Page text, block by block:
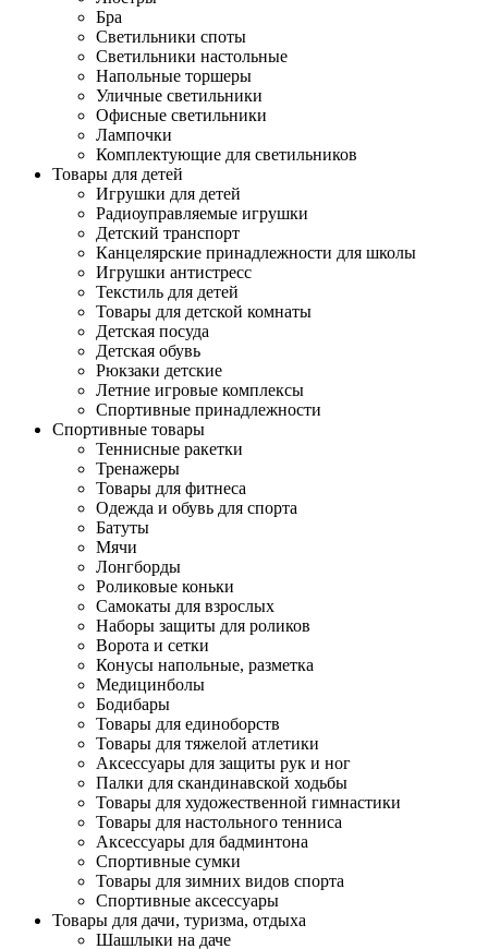
Бра
Светильники споты
Светильники настольные
Напольные торшеры
Уличные светильники
Офисные светильники
Лампочки
Комплектующие для светильников
Товары для детей
Игрушки для детей
Радиоуправляемые игрушки
Детский транспорт
Канцелярские принадлежности для школы
Игрушки антистресс
Текстиль для детей
Товары для детской комнаты
Детская посуда
Детская обувь
Рюкзаки детские
Летние игровые комплексы
Спортивные принадлежности
Спортивные товары
Теннисные ракетки
Тренажеры
Товары для фитнеса
Одежда и обувь для спорта
Батуты
Мячи
Лонгборды
Роликовые коньки
Самокаты для взрослых
Наборы защиты для роликов
Ворота и сетки
Конусы напольные, разметка
Медицинболы
Бодибары
Товары для единоборств
Товары для тяжелой атлетики
Аксессуары для защиты рук и ног
Палки для скандинавской ходьбы
Товары для художественной гимнастики
Товары для настольного тенниса
Аксессуары для бадминтона
Спортивные сумки
Товары для зимних видов спорта
Спортивные аксессуары
Товары для дачи, туризма, отдыха
Шашлыки на даче